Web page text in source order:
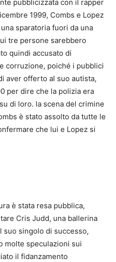
pubblicizzata con il rapper
1999, Combs e Lopez
sparatoria fuori da una
tre persone sarebbero
quindi accusato di
corruzione, poiché i pubblici
aver offerto al suo autista,
per dire che la polizia era
di loro. la scena del crimine
è stato assolto da tutte le
che lui e Lopez si
è stata resa pubblica,
Cris Judd, una ballerina
suo singolo di successo,
molte speculazioni sui
il fidanzamento